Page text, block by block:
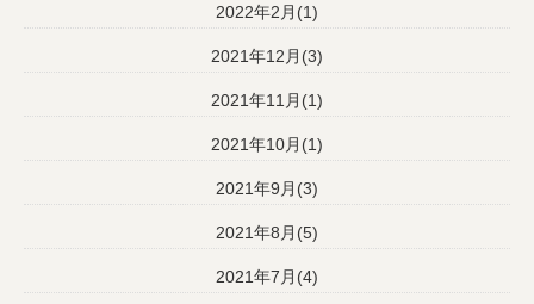
2022年2月(1)
2021年12月(3)
2021年11月(1)
2021年10月(1)
2021年9月(3)
2021年8月(5)
2021年7月(4)